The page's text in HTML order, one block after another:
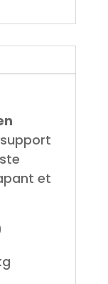
et